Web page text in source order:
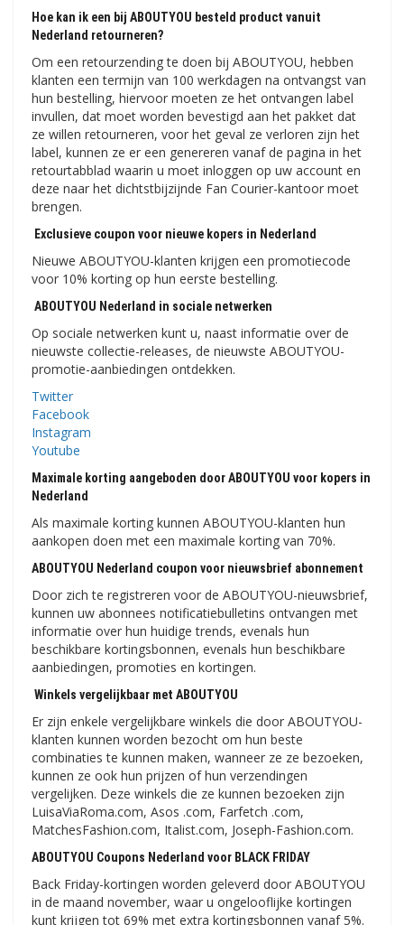
Hoe kan ik een bij ABOUTYOU besteld product vanuit
Nederland retourneren?
Om een ​​retourzending te doen bij ABOUTYOU, hebben
klanten een termijn van 100 werkdagen na ontvangst van
hun bestelling, hiervoor moeten ze het ontvangen label
invullen, dat moet worden bevestigd aan het pakket dat
ze willen retourneren, voor het geval ze verloren zijn het
label, kunnen ze er een genereren vanaf de pagina in het
retourtabblad waarin u moet inloggen op uw account en
deze naar het dichtstbijzijnde Fan Courier-kantoor moet
brengen.
Exclusieve coupon voor nieuwe kopers in Nederland
Nieuwe ABOUTYOU-klanten krijgen een promotiecode
voor 10% korting op hun eerste bestelling.
ABOUTYOU Nederland in sociale netwerken
Op sociale netwerken kunt u, naast informatie over de
nieuwste collectie-releases, de nieuwste ABOUTYOU-
promotie-aanbiedingen ontdekken.
Twitter
Facebook
Instagram
Youtube
Maximale korting aangeboden door ABOUTYOU voor kopers in
Nederland
Als maximale korting kunnen ABOUTYOU-klanten hun
aankopen doen met een maximale korting van 70%.
ABOUTYOU Nederland coupon voor nieuwsbrief abonnement
Door zich te registreren voor de ABOUTYOU-nieuwsbrief,
kunnen uw abonnees notificatiebulletins ontvangen met
informatie over hun huidige trends, evenals hun
beschikbare kortingsbonnen, evenals hun beschikbare
aanbiedingen, promoties en kortingen.
Winkels vergelijkbaar met ABOUTYOU
Er zijn enkele vergelijkbare winkels die door ABOUTYOU-
klanten kunnen worden bezocht om hun beste
combinaties te kunnen maken, wanneer ze ze bezoeken,
kunnen ze ook hun prijzen of hun verzendingen
vergelijken. Deze winkels die ze kunnen bezoeken zijn
LuisaViaRoma.com, Asos .com, Farfetch .com,
MatchesFashion.com, Italist.com, Joseph-Fashion.com.
ABOUTYOU Coupons Nederland voor BLACK FRIDAY
Back Friday-kortingen worden geleverd door ABOUTYOU
in de maand november, waar u ongelooflijke kortingen
kunt krijgen tot 69% met extra kortingsbonnen vanaf 5%.